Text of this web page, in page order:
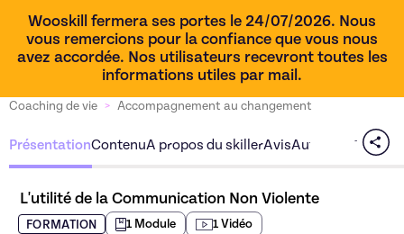
Wooskill fermera ses portes le 24/07/2026. Nous
vous remercions pour la confiance que vous nous
avez accordée. Nos utilisateurs recevront toutes les
informations utiles par mail.
Coaching de vie > Accompagnement au changement
PrésentationContenuA propos du skillerAvisAutres offres du
L'utilité de la Communication Non Violente
FORMATION 1Module 1Vidéo